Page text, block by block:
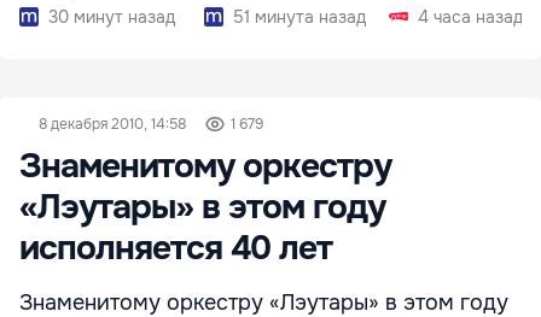
30 минут назад
51 минута назад
4 часа назад
8 декабря 2010, 14:58 1 679
Знаменитому оркестру
«Лэутары» в этом году
исполняется 40 лет
Знаменитому оркестру «Лэутары» в этом году